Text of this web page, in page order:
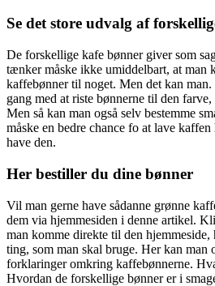
Se det store udvalg af
De forskellige kafe bønner giver som
tænker måske ikke umiddelbart, at man
kaffebønner til noget. Men det kan
gang med at riste bønnerne til den
Men så kan man også selv bestemme
måske en bedre chance fo at lave
have den.
Her bestiller du dine bønner
Vil man gerne have sådanne grønne
dem via hjemmesiden i denne artikel.
man komme direkte til den
ting, som man skal bruge. Her kan man
forklaringer omkring kaffebønnerne.
Hvordan de forskellige bønner er i